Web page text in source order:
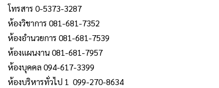
โทรสาร 0-5373-3287
ห้องวิชาการ 081-681-7352
ห้องอำนวยการ 081-681-7539
ห้องแผนงาน 081-681-7957
ห้องบุคคล 094-617-3399
ห้องบริหารทั่วไป 1 099-270-8634